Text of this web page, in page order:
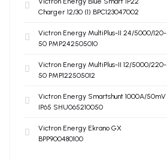
Charger 12/30 (1) BPC123047002
Victron Energy MultiPlus-II 24/5000/120-
50 PMP242505010
Victron Energy MultiPlus-II 12/5000/220-
50 PMP122505012
Victron Energy Smartshunt 1000A/50mV
IP65 SHU065210050
Victron Energy Ekrano GX
BPP900480100